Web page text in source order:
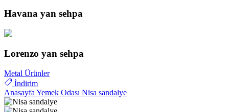
Havana yan sehpa
Lorenzo yan sehpa
Metal Ürünler
İndirim
Anasayfa Yemek Odası Nisa sandalye